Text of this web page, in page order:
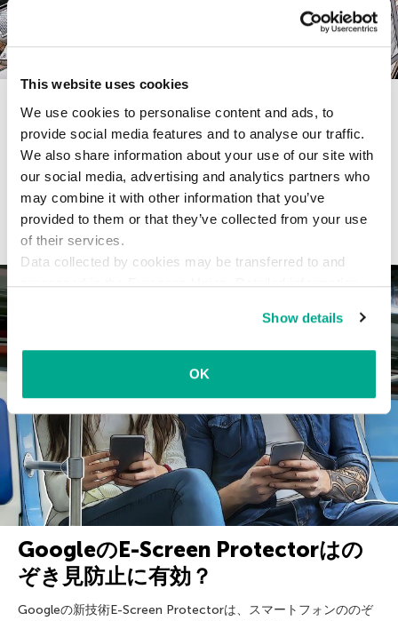
This website uses cookies
We use cookies to personalise content and ads, to
provide social media features and to analyse our traffic.
We also share information about your use of our site with
our social media, advertising and analytics partners who
may combine it with other information that you’ve
provided to them or that they’ve collected from your use
of their services.
Data collected by cookies may be transferred to and
processed in the European Union. Detailed information
Show details
OK
恋愛は苦難を与えるもの。もしかし
たら、仕事にも。
出会い系アプリを仕事用のPCやスマートフォンで使う人が増え
ています。どのような脅威が潜んでいるか調査してみました。
GoogleのE-Screen Protectorはの
ぞき見防止に有効？
Googleの新技術E-Screen Protectorは、スマートフォンののぞ